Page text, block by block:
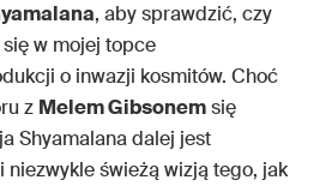
, aby sprawdzić, czy
w mojej topce
o inwazji kosmitów. Choć
z Melem Gibsonemsię
Shyamalana dalej jest
niezwykle świeżą wizją tego, jak